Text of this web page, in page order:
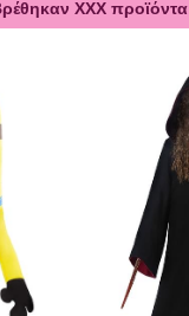
ΧΧΧ προϊόντα